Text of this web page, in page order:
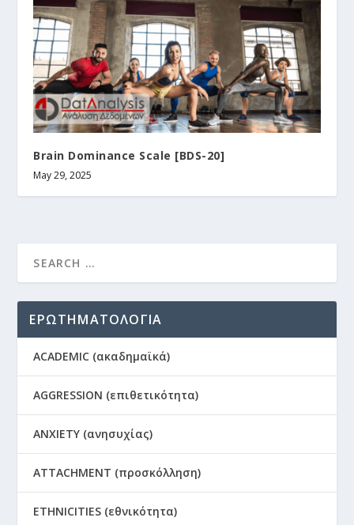
Brain Dominance Scale [BDS-20]
May 29, 2025
ΕΡΩΤΗΜΑΤΟΛΟΓΙΑ
ACADEMIC (ακαδημαϊκά)
AGGRESSION (επιθετικότητα)
ANXIETY (ανησυχίας)
ATTACHMENT (προσκόλληση)
ETHNICITIES (εθνικότητα)